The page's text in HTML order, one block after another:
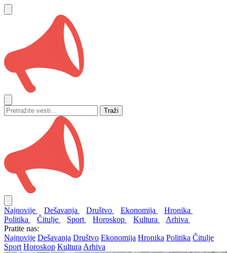
Traži
Najnovije Dešavanja Društvo Ekonomija
Hronika
Politika
Čitulje Sport Horoskop Kultura
Arhiva
Pratite nas:
Najnovije Dešavanja Društvo Ekonomija Hronika Politika Čitulje
Sport Horoskop Kultura Arhiva